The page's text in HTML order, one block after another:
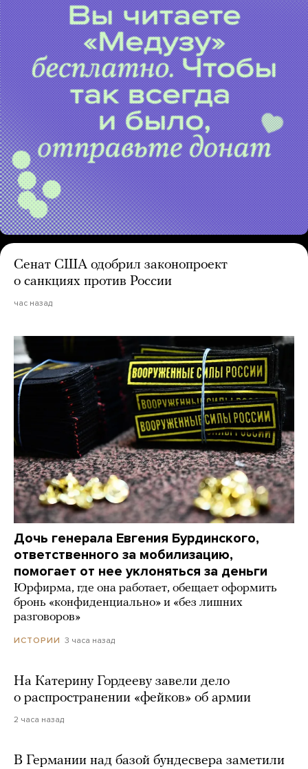
Сенат США одобрил законопроект
о санкциях против России
час назад
Дочь генерала Евгения Бурдинского,
ответственного за мобилизацию,
помогает от нее уклоняться за деньги
Юрфирма, где она работает, обещает оформить
бронь «конфиденциально» и «без лишних
разговоров»
ИСТОРИИ 3 часа назад
На Катерину Гордееву завели дело
о распространении «фейков» об армии
2 часа назад
В Германии над базой бундесвера заметили